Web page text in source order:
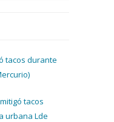
tacos durante
tacos
urbana Lde